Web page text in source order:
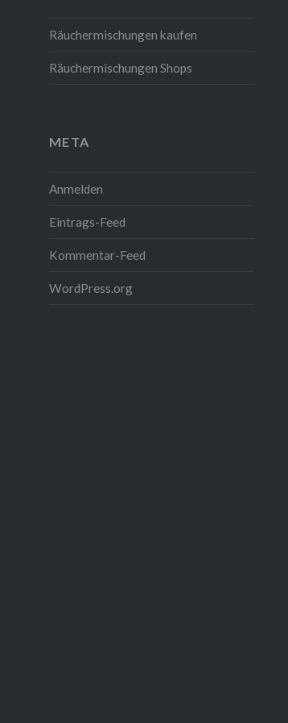
Räuchermischungen kaufen
Räuchermischungen Shops
META
Anmelden
Eintrags-Feed
Kommentar-Feed
WordPress.org